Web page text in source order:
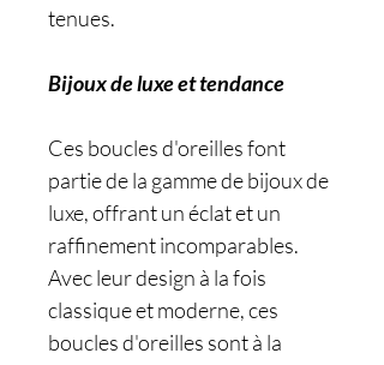
tenues.
Bijoux de luxe et tendance
Ces boucles d'oreilles font
partie de la gamme de bijoux de
luxe, offrant un éclat et un
raffinement incomparables.
Avec leur design à la fois
classique et moderne, ces
boucles d'oreilles sont à la